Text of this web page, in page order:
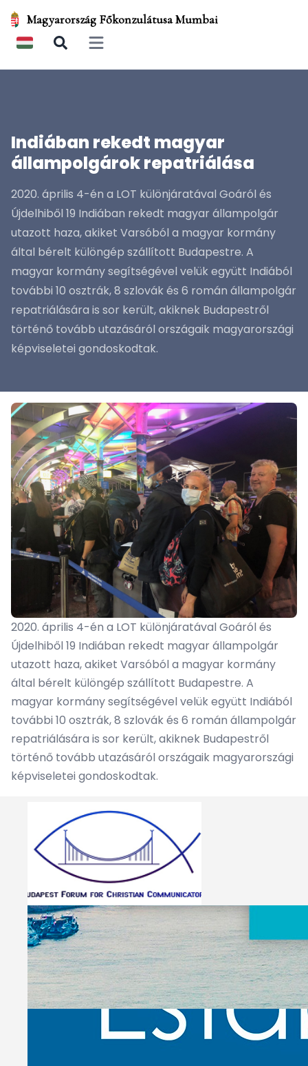
Magyarország Főkonzulátusa Mumbai
Open main menu
Indiában rekedt magyar
állampolgárok repatriálása
2020. április 4-én a LOT különjáratával Goáról és
Újdelhiből 19 Indiában rekedt magyar állampolgár
utazott haza, akiket Varsóból a magyar kormány
által bérelt különgép szállított Budapestre. A
magyar kormány segítségével velük együtt Indiából
további 10 osztrák, 8 szlovák és 6 román állampolgár
repatriálására is sor került, akiknek Budapestről
történő tovább utazásáról országaik magyarországi
képviseletei gondoskodtak.
2020. április 4-én a LOT különjáratával Goáról és
Újdelhiből 19 Indiában rekedt magyar állampolgár
utazott haza, akiket Varsóból a magyar kormány
által bérelt különgép szállított Budapestre. A
magyar kormány segítségével velük együtt Indiából
további 10 osztrák, 8 szlovák és 6 román állampolgár
repatriálására is sor került, akiknek Budapestről
történő tovább utazásáról országaik magyarországi
képviseletei gondoskodtak.